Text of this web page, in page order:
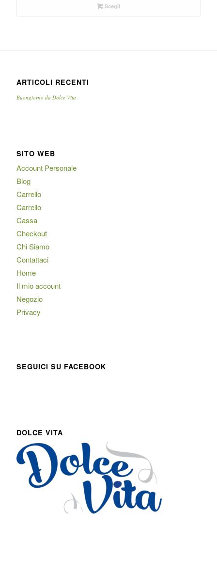
Scegli
ARTICOLI RECENTI
Buongiorno da Dolce Vita
SITO WEB
Account Personale
Blog
Carrello
Carrello
Cassa
Checkout
Chi Siamo
Contattaci
Home
Il mio account
Negozio
Privacy
SEGUICI SU FACEBOOK
DOLCE VITA